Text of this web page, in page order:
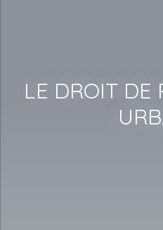
LE DROIT DE